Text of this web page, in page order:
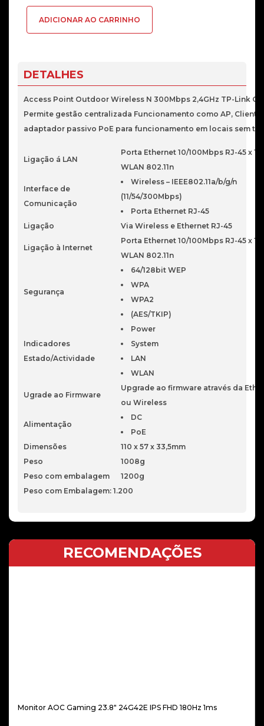
Point
2,4GHz
TP-
Link
CPE210
ADICIONAR AO CARRINHO
DETALHES
Access Point Outdoor Wireless N 300Mbps 2,4GHz TP-Link
Permite gestão centralizada Funcionamento como AP,
adaptador passivo PoE para funcionamento em locais sem
Ligação á LAN
Porta Ethernet 10/100Mbps RJ-45 x 1
WLAN 802.11n
Interface de
Comunicação
Wireless – IEEE802.11a/b/g/n
(11/54/300Mbps)
Porta Ethernet RJ-45
Ligação
Via Wireless e Ethernet RJ-45
Ligação à Internet
Porta Ethernet 10/100Mbps RJ-45 x 1
WLAN 802.11n
Segurança
64/128bit WEP
WPA
WPA2
(AES/TKIP)
Indicadores
Estado/Actividade
Power
System
LAN
WLAN
Ugrade ao Firmware
Upgrade ao firmware através da
ou Wireless
Alimentação
DC
PoE
Dimensões
110 x 57 x 33,5mm
Peso
1008g
Peso com embalagem
1200g
Peso com Embalagem: 1.200
RECOMENDAÇÕES
Monitor AOC Gaming 23.8″ 24G42E IPS FHD 180Hz 1ms